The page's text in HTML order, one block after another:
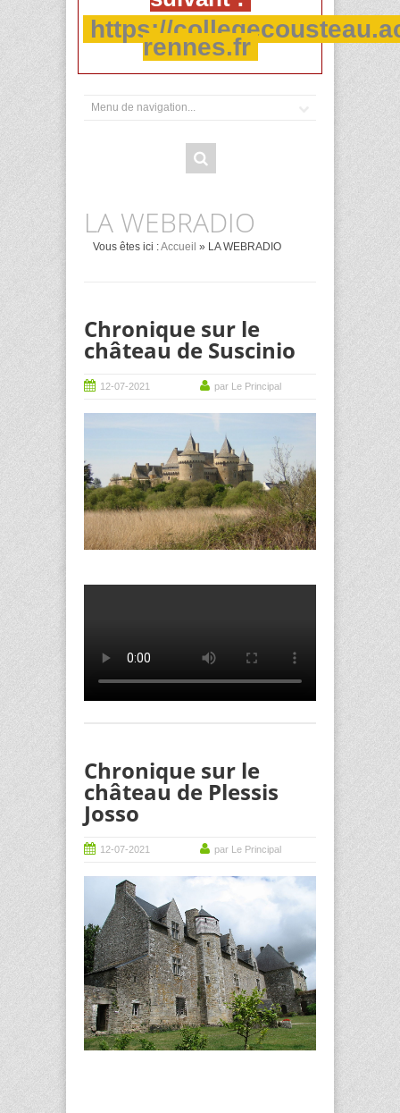
https://
rennes.fr
LA WEBRADIO
Vous êtes ici :Accueil » LA WEBRADIO
Chronique sur le
château de Suscinio
12-07-2021 par Le Principal
Chronique sur le
château de Plessis
Josso
12-07-2021 par Le Principal